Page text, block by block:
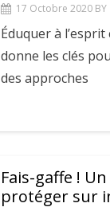
17 Octobre 2020 BY
Éduquer à
donne les clés
des approches
Fais-gaffe !
protéger sur